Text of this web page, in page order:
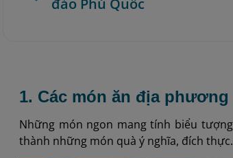
đảo Phú Quốc
1. Các món ăn địa
Những món ngon mang tính biểu
thành những món quà ý nghĩa, đích thực.